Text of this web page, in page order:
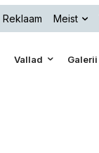
Reklaam Meist
Vallad Galerii